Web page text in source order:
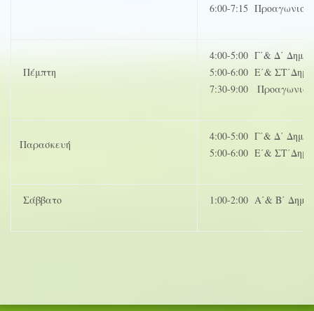
6:00-7:15
Πέμπτη
4:00-5:00 Γ΄& Δ΄
5:00-6:00 Ε΄&
7:30-9:00
Παρασκευή
4:00-5:00 Γ΄& Δ΄
5:00-6:00 Ε΄&
Σάββατο 1:00-2:00 Α΄& Β΄